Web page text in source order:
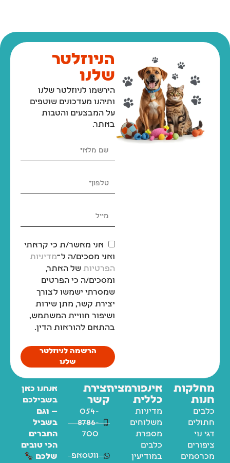
הניוזלטר
שלנו
הירשמו לניוזלטר שלנו
ותיהנו מעדכונים שוטפים
על המבצעים והטבות
באתר.
אני מאשר/ת כי קראתי
ואני מסכים/ה ל־מדיניות
הפרטיות של האתר,
ומסכים/ה כי הפרטים
שמסרתי ישמשו לצורך
יצירת קשר, מתן שירות
ושיפור חוויית המשתמש,
בהתאם להוראות הדין.
הרשמה לניוזלטר
שלנו
מחלקות
חנות
כלבים
חתולים
דגי נוי
ציפורים
מכרסמים
אינפורמציה
כללית
מדיניות
משלוחים
מספרת
כלבים
במודיעין
יצירת
קשר
054-
8786-
700
ווטסאפ
אנחנו כאן
בשבילכם
— וגם
בשביל
החברים
הכי טובים
שלכם